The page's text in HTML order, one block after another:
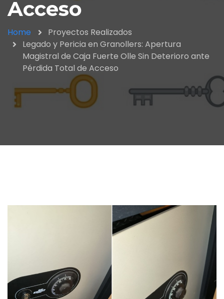
Acceso
Home
Proyectos Realizados
Legado y Pericia en Granollers: Apertura
Magistral de Caja Fuerte Olle Sin Deterioro ante
Pérdida Total de Acceso